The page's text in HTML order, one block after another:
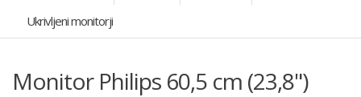
Ukrivljeni monitorji
Monitor Philips 60,5 cm (23,8")